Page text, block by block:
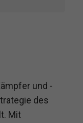
und -
des
Mit